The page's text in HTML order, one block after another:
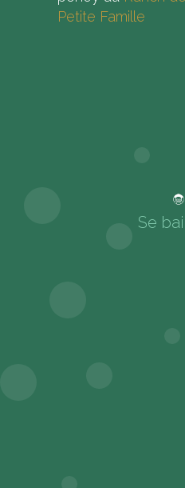
Petite Famille
Se